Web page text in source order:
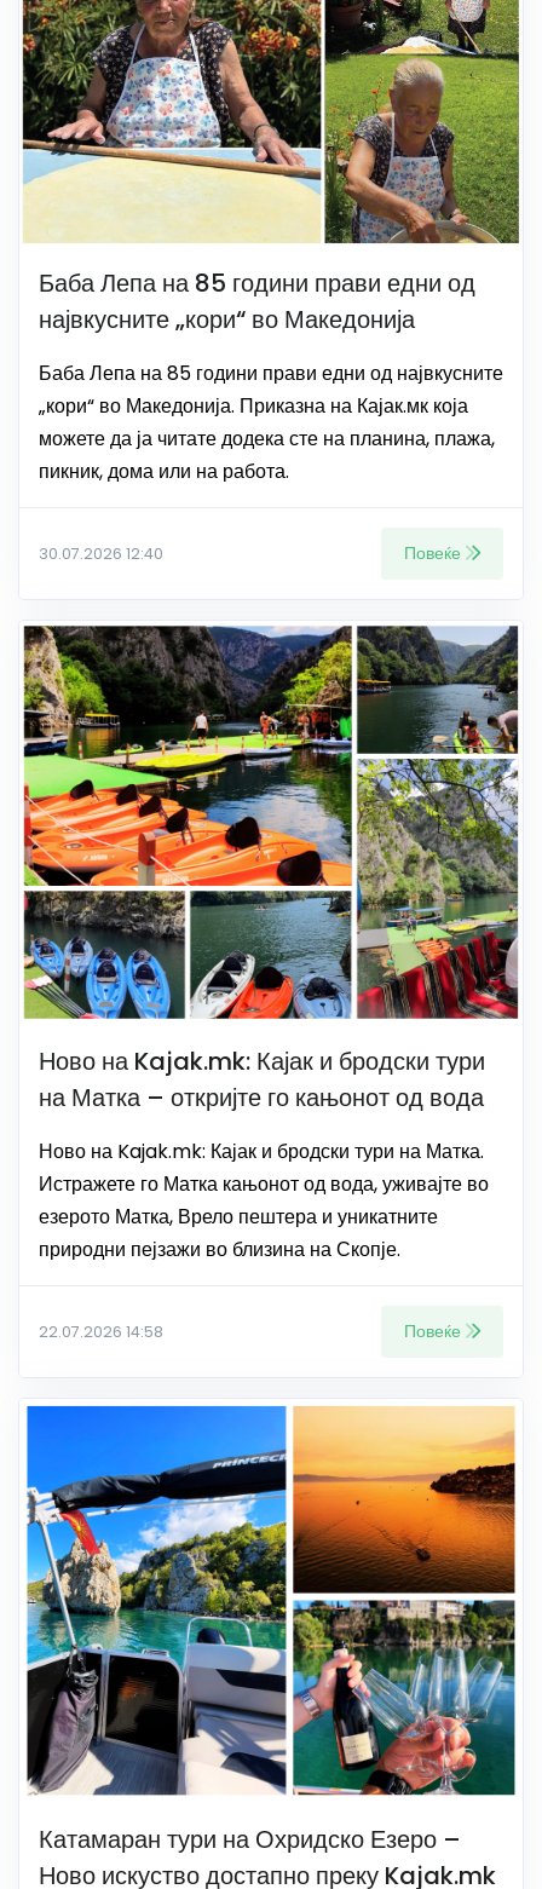
Баба Лепа на 85 години прави едни од
највкусните „кори“ во Македонија
Баба Лепа на 85 години прави едни од највкусните
„кори“ во Македонија. Приказна на Кајак.мк која
можете да ја читате додека сте на планина, плажа,
пикник, дома или на работа.
30.07.2026 12:40 Повеќе
Ново на Kajak.mk: Кајак и бродски тури
на Матка – откријте го кањонот од вода
Ново на Kajak.mk: Кајак и бродски тури на Матка.
Истражете го Матка кањонот од вода, уживајте во
езерото Матка, Врело пештера и уникатните
природни пејзажи во близина на Скопје.
22.07.2026 14:58 Повеќе
Катамаран тури на Охридско Езеро –
Ново искуство достапно преку Kajak.mk